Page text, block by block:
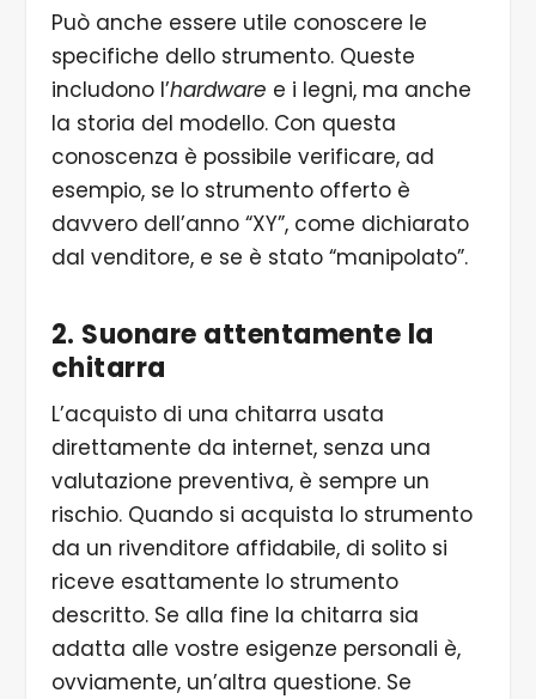
Può anche essere utile conoscere le
specifiche dello strumento. Queste
includono l’hardware e i legni, ma anche
la storia del modello. Con questa
conoscenza è possibile verificare, ad
esempio, se lo strumento offerto è
davvero dell’anno “XY”, come dichiarato
dal venditore, e se è stato “manipolato”.
2. Suonare attentamente la
chitarra
L’acquisto di una chitarra usata
direttamente da internet, senza una
valutazione preventiva, è sempre un
rischio. Quando si acquista lo strumento
da un rivenditore affidabile, di solito si
riceve esattamente lo strumento
descritto. Se alla fine la chitarra sia
adatta alle vostre esigenze personali è,
ovviamente, un’altra questione. Se